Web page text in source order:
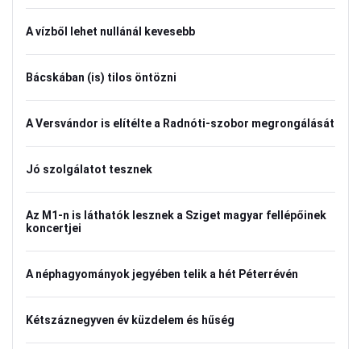
A vízből lehet nullánál kevesebb
Bácskában (is) tilos öntözni
A Versvándor is elítélte a Radnóti-szobor megrongálását
Jó szolgálatot tesznek
Az M1-n is láthatók lesznek a Sziget magyar fellépőinek
koncertjei
A néphagyományok jegyében telik a hét Péterrévén
Kétszáznegyven év küzdelem és hűség